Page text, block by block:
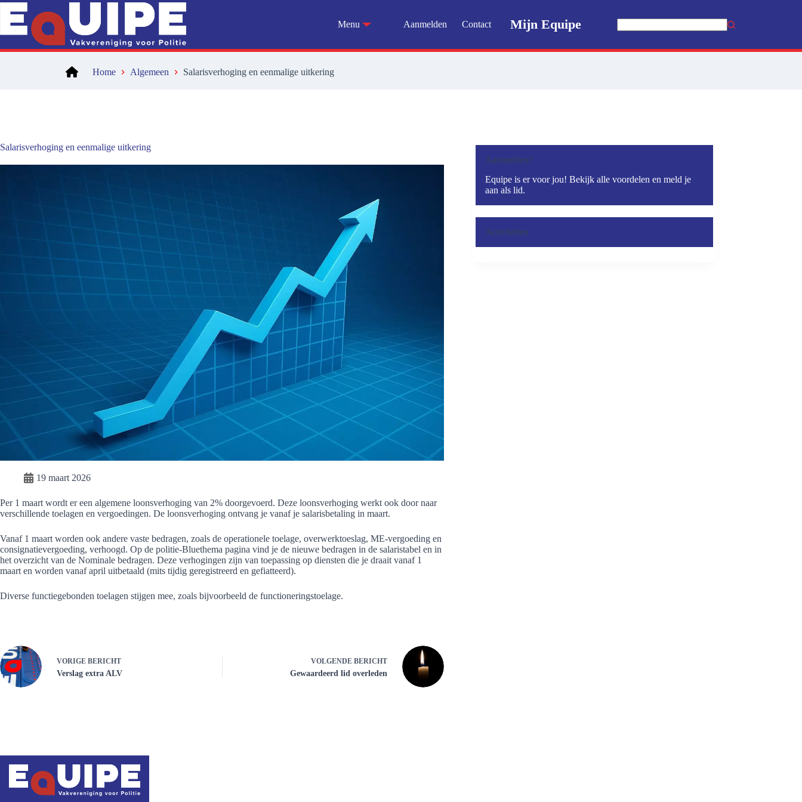
Ga
naar
inhoud
Menu Aanmelden Contact Mijn Equipe
Home Algemeen Salarisverhoging en eenmalige uitkering
Salarisverhoging en eenmalige uitkering
19 maart 2026
Per 1 maart wordt er een algemene loonsverhoging van 2% doorgevoerd. Deze loonsverhoging werkt ook door naar
verschillende toelagen en vergoedingen. De loonsverhoging ontvang je vanaf je salarisbetaling in maart.
Vanaf 1 maart worden ook andere vaste bedragen, zoals de operationele toelage, overwerktoeslag, ME-vergoeding en
consignatievergoeding, verhoogd. Op de politie-Bluethema pagina vind je de nieuwe bedragen in de salaristabel en in
het overzicht van de Nominale bedragen. Deze verhogingen zijn van toepassing op diensten die je draait vanaf 1
maart en worden vanaf april uitbetaald (mits tijdig geregistreerd en gefiatteerd).
Diverse functiegebonden toelagen stijgen mee, zoals bijvoorbeeld de functioneringstoelage.
VORIGE BERICHT
Verslag extra ALV
VOLGENDE BERICHT
Gewaardeerd lid overleden
Aanmelden?
Equipe is er voor jou! Bekijk alle voordelen en meld je
aan als lid.
Activiteiten